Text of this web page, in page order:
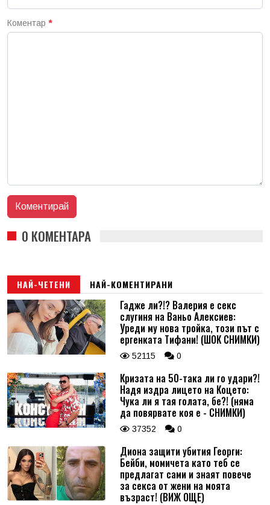
Коментар *
0 КОМЕНТАРА
НАЙ-ЧЕТЕНИ НАЙ-КОМЕНТИРАНИ
Гадже ли?!? Валерия е секс
слугиня на Ваньо Алексиев:
Уреди му нова тройка, този път с
ергенката Тифани! (ШОК СНИМКИ)
52115 0
Кризата на 50-така ли го удари?!
Надя издра лицето на Коцето:
Чука ли я тая голата, бе?! (няма
да повярвате коя е - СНИМКИ)
37352 0
Диона защити убития Георги:
Бейби, момичета като теб се
предлагат сами и знаят повече
за секса от жени на моята
възраст! (ВИЖ ОЩЕ)